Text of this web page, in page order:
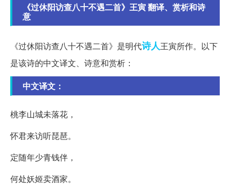
《过休阳访查八十不遇二首》王寅 翻译、赏析和诗
意
《过休阳访查八十不遇二首》是明代诗人王寅所作。以下
是该诗的中文译文、诗意和赏析：
中文译文：
桃李山城未落花，
怀君来访听琵琶。
定随年少青钱伴，
何处妖姬卖酒家。